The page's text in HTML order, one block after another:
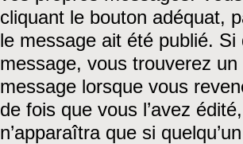
cliquant le bouton adéquat,
le message ait été publié. Si
message, vous trouverez
message lorsque vous
de fois que vous l’avez
n’apparaîtra que si